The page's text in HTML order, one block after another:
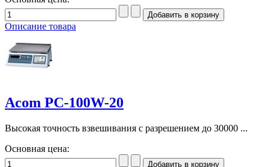
Описание товара
Acom PC-100W-20
Высокая точность взвешивания с разрешением до 30000 ...
Основная цена: